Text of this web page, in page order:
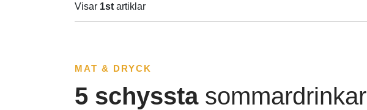
Visar 1st artiklar
MAT & DRYCK
5 schysstasommardrinkar